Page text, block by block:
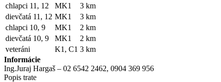
chlapci 11, 12
MK1
3 km
dievčatá 11, 12 MK1
3 km
chlapci 10, 9
MK1
2 km
dievčatá 10, 9
MK1
2 km
veteráni
K1, C1 3 km
Informácie
Ing.Juraj Hargaš – 02 6542 2462, 0904 369 956
Popis trate